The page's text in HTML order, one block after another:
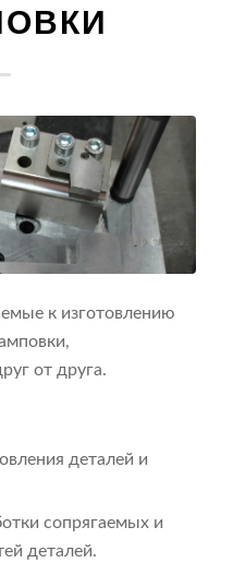
к изготовлению
от друга.
деталей и
сопрягаемых и
деталей.